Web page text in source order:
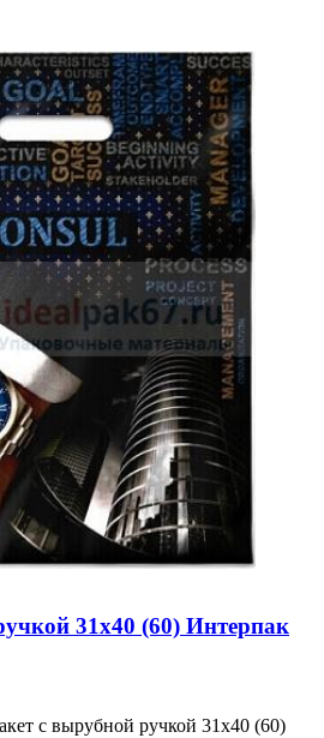
31х40 (60) Интерпак
с вырубной ручкой 31х40 (60)